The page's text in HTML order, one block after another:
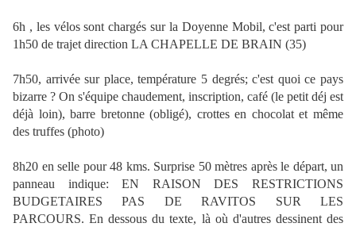
6h , les vélos sont chargés sur la Doyenne Mobil, c'est parti pour
1h50 de trajet direction LA CHAPELLE DE BRAIN (35)
7h50, arrivée sur place, température 5 degrés; c'est quoi ce pays
bizarre ? On s'équipe chaudement, inscription, café (le petit déj est
déjà loin), barre bretonne (obligé), crottes en chocolat et même
des truffes (photo)
8h20 en selle pour 48 kms. Surprise 50 mètres après le départ, un
panneau indique: EN RAISON DES RESTRICTIONS
BUDGETAIRES PAS DE RAVITOS SUR LES
PARCOURS. En dessous du texte, là où d'autres dessinent des